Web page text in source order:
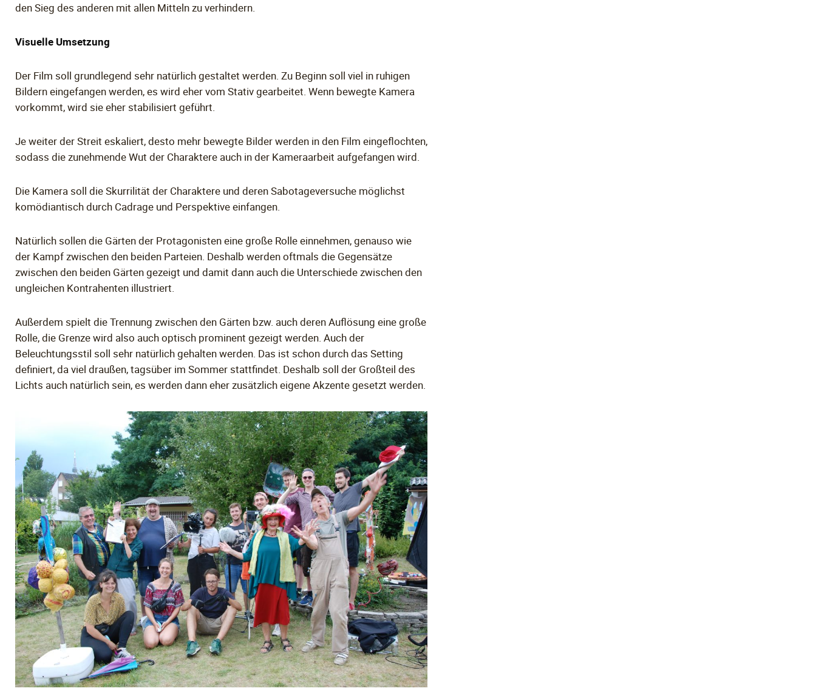
den Sieg des anderen mit allen Mitteln zu verhindern.
Visuelle Umsetzung
Der Film soll grundlegend sehr natürlich gestaltet werden. Zu Beginn soll viel in ruhigen
Bildern eingefangen werden, es wird eher vom Stativ gearbeitet. Wenn bewegte Kamera
vorkommt, wird sie eher stabilisiert geführt.
Je weiter der Streit eskaliert, desto mehr bewegte Bilder werden in den Film eingeflochten,
sodass die zunehmende Wut der Charaktere auch in der Kameraarbeit aufgefangen wird.
Die Kamera soll die Skurrilität der Charaktere und deren Sabotageversuche möglichst
komödiantisch durch Cadrage und Perspektive einfangen.
Natürlich sollen die Gärten der Protagonisten eine große Rolle einnehmen, genauso wie
der Kampf zwischen den beiden Parteien. Deshalb werden oftmals die Gegensätze
zwischen den beiden Gärten gezeigt und damit dann auch die Unterschiede zwischen den
ungleichen Kontrahenten illustriert.
Außerdem spielt die Trennung zwischen den Gärten bzw. auch deren Auflösung eine große
Rolle, die Grenze wird also auch optisch prominent gezeigt werden. Auch der
Beleuchtungsstil soll sehr natürlich gehalten werden. Das ist schon durch das Setting
definiert, da viel draußen, tagsüber im Sommer stattfindet. Deshalb soll der Großteil des
Lichts auch natürlich sein, es werden dann eher zusätzlich eigene Akzente gesetzt werden.